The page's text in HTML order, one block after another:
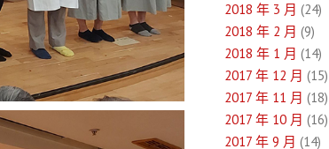
2018 年 3 月 (24)
2018 年 2 月 (9)
2018 年 1 月 (14)
2017 年 12 月 (15)
2017 年 11 月 (18)
2017 年 10 月 (16)
2017 年 9 月 (14)